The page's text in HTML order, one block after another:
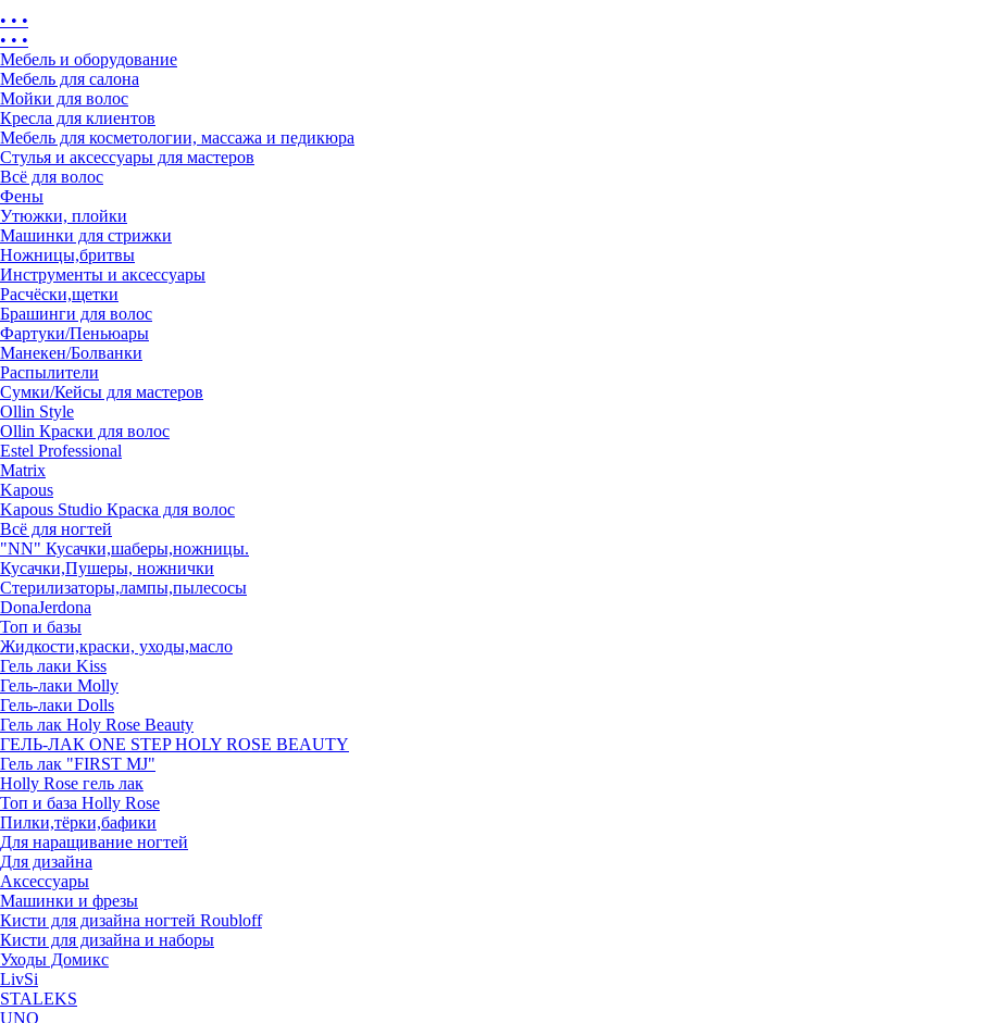
• • •
• • •
Мебель и оборудование
Мебель для салона
Мойки для волос
Кресла для клиентов
Мебель для косметологии, массажа и педикюра
Стулья и аксессуары для мастеров
Всё для волос
Фены
Утюжки, плойки
Машинки для стрижки
Ножницы,бритвы
Инструменты и аксессуары
Расчёски,щетки
Брашинги для волос
Фартуки/Пеньюары
Манекен/Болванки
Распылители
Сумки/Кейсы для мастеров
Ollin Style
Ollin Краски для волос
Estel Professional
Matrix
Kapous
Kapous Studio Краска для волос
Всё для ногтей
"NN" Кусачки,шаберы,ножницы.
Кусачки,Пушеры, ножнички
Стерилизаторы,лампы,пылесосы
DonaJerdona
Топ и базы
Жидкости,краски, уходы,масло
Гель лаки Kiss
Гель-лаки Molly
Гель-лаки Dolls
Гель лак Holy Rose Beauty
ГЕЛЬ-ЛАК ONE STEP HOLY ROSE BEAUTY
Гель лак "FIRST MJ"
Нolly Rose гель лак
Топ и база Нolly Rose
Пилки,тёрки,бафики
Для наращивание ногтей
Для дизайна
Аксессуары
Машинки и фрезы
Кисти для дизайна ногтей Roubloff
Кисти для дизайна и наборы
Уходы Домикс
LivSi
STALEKS
UNO